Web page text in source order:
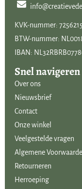
KVK-nummer:
BTW-nummer:
IBAN:
Snel navigeren
Over ons
Nieuwsbrief
Contact
Onze winkel
Veelgestelde vragen
Algemene
Retourneren
Herroeping